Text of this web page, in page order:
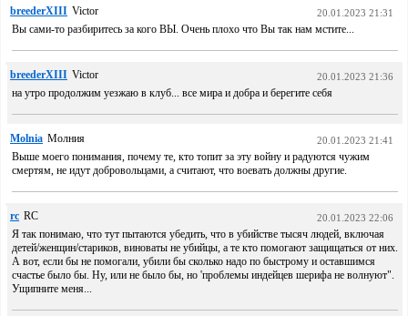
breederXIII Victor 20.01.2023 21:31
Вы сами-то разбиритесь за кого ВЫ. Очень плохо что Вы так нам мстите...
breederXIII Victor 20.01.2023 21:36
на утро продолжим уезжаю в клуб... все мира и добра и берегите себя
Molnia Молния 20.01.2023 21:41
Выше моего понимания, почему те, кто топит за эту войну и радуются чужим
смертям, не идут добровольцами, а считают, что воевать должны другие.
rc RC 20.01.2023 22:06
Я так понимаю, что тут пытаются убедить, что в убийстве тысяч людей, включая
детей/женщин/стариков, виноваты не убийцы, а те кто помогают защищаться от них.
А вот, если бы не помогали, убили бы сколько надо по быстрому и оставшимся
счастье было бы. Ну, или не было бы, но 'проблемы индейцев шерифа не волнуют".
Ущипните меня...